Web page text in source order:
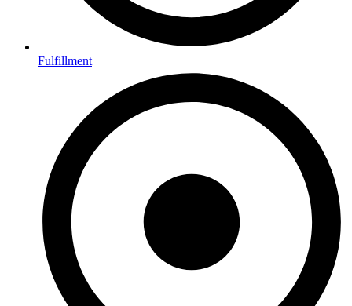
Fulfillment